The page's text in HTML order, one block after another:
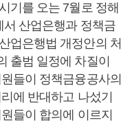
기를 오는 7월로 정해
산업은행과 정책금
업은행법 개정안의 처
출범 일정에 차질이
들이 정책금융공사의
에 반대하고 나섰기
들이 합의에 이르지